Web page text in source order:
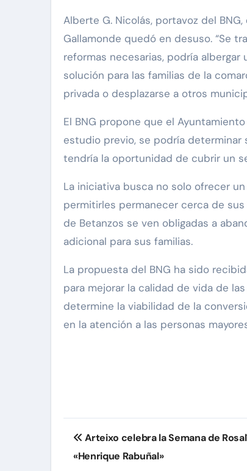
Alberte G. Nicolás, portavoz del
Gallamonde quedó en desuso. “Se
reformas necesarias, podría
solución para las familias de la
privada o desplazarse a otros
El BNG propone que el
estudio previo, se podría determinar
tendría la oportunidad de cubrir un
La iniciativa busca no solo ofrecer
permitirles permanecer cerca de
de Betanzos se ven obligadas a
adicional para sus familias.
La propuesta del BNG ha sido
para mejorar la calidad de vida de
determine la viabilidad de la
en la atención a las personas
Navegación
de
Arteixo celebra la Semana de
«Henrique Rabuñal»